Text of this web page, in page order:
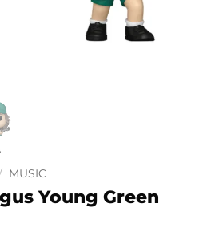
MUSIC
Young Green